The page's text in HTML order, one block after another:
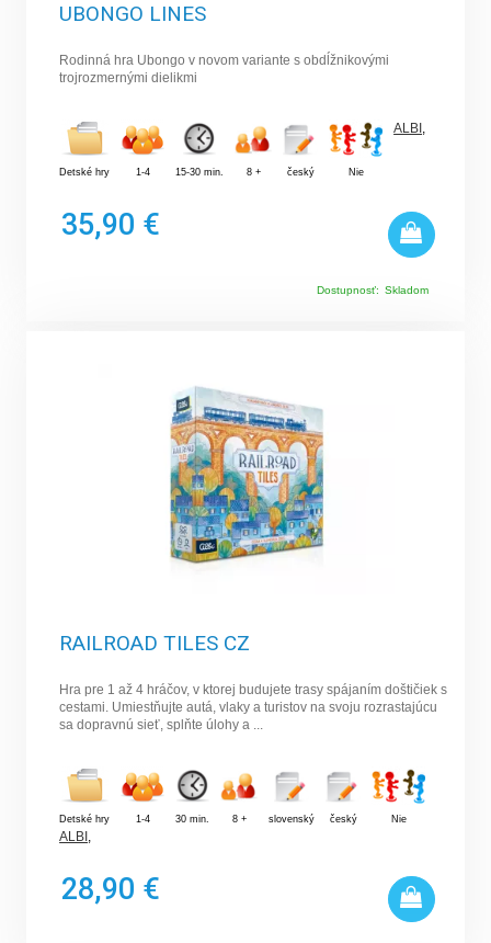
UBONGO LINES
Rodinná hra Ubongo v novom variante s obdĺžnikovými
trojrozmernými dielikmi
Detské hry 1-4 15-30 min. 8 + český Nie
ALBI ,
35,90 €
Dostupnosť: Skladom
RAILROAD TILES CZ
Hra pre 1 až 4 hráčov, v ktorej budujete trasy spájaním doštičiek s
cestami. Umiestňujte autá, vlaky a turistov na svoju rozrastajúcu
sa dopravnú sieť, splňte úlohy a ...
Detské hry 1-4 30 min. 8 + slovenský český Nie
ALBI
28,90 €